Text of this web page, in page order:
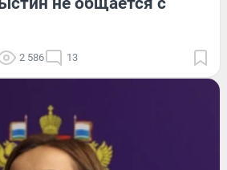
2 586 13